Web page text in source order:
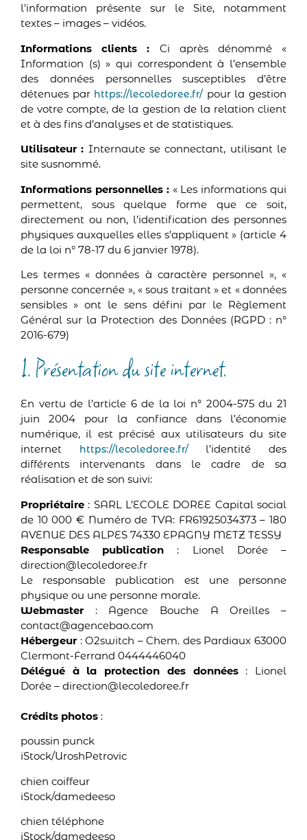
l’information présente sur le Site, notamment
textes – images – vidéos.
Informations clients : Ci après dénommé «
Information (s) » qui correspondent à l’ensemble
des données personnelles susceptibles d’être
détenues par https://lecoledoree.fr/pour la gestion
de votre compte, de la gestion de la relation client
et à des fins d’analyses et de statistiques.
Utilisateur : Internaute se connectant, utilisant le
site susnommé.
Informations personnelles :« Les informations qui
permettent, sous quelque forme que ce soit,
directement ou non, l’identification des personnes
physiques auxquelles elles s’appliquent » (article 4
de la loi n° 78-17 du 6 janvier 1978).
Les termes « données à caractère personnel », «
personne concernée », « sous traitant » et « données
sensibles » ont le sens défini par le Règlement
Général sur la Protection des Données (RGPD : n°
2016-679)
1. Présentation du site internet.
En vertu de l’article 6 de la loi n° 2004-575 du 21
juin 2004 pour la confiance dans l’économie
numérique, il est précisé aux utilisateurs du site
internet
https://lecoledoree.fr/l’identité des
différents intervenants dans le cadre de sa
réalisation et de son suivi:
Propriétaire : SARL L’ECOLE DOREE Capital social
de 10 000 € Numéro de TVA: FR61925034373 – 180
AVENUE DES ALPES 74330 EPAGNY METZ TESSY
Responsable publication : Lionel Dorée –
direction@lecoledoree.fr
Le responsable publication est une personne
physique ou une personne morale.
Webmaster : Agence Bouche A Oreilles –
contact@agencebao.com
Hébergeur : O2switch – Chem. des Pardiaux 63000
Clermont-Ferrand 0444446040
Délégué à la protection des données: Lionel
Dorée – direction@lecoledoree.fr
Crédits photos :
poussin punck
iStock/UroshPetrovic
chien coiffeur
iStock/damedeeso
chien téléphone
iStock/damedeeso